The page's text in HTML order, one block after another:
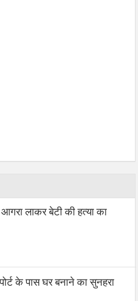
लाकर बेटी की हत्या का
के पास घर बनाने का सुनहरा